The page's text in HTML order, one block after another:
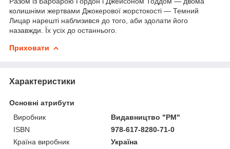
колишніми жертвами Джокерової жорстокості — Темний
Лицар нарешті наблизився до того, аби здолати його
назавжди. Їх усіх до останнього.
Приховати
Характеристики
Основні атрибути
Виробник
Видавництво "РМ"
ISBN
978-617-8280-71-0
Країна виробник
Україна